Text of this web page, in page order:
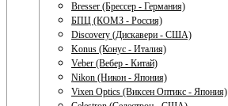
Bresser (Брессер - Германия)
БПЦ (КОМЗ - Россия)
Discovery (Дискавери - США)
Konus (Конус - Италия)
Veber (Вебер - Китай)
Nikon (Никон - Япония)
Vixen Optics (Виксен Оптикс - Япония)